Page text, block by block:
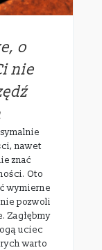
o
nie
nawet
znać
Oto
wymierne
pozwoli
Zagłębmy
uciec
warto